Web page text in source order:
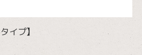
イプ】